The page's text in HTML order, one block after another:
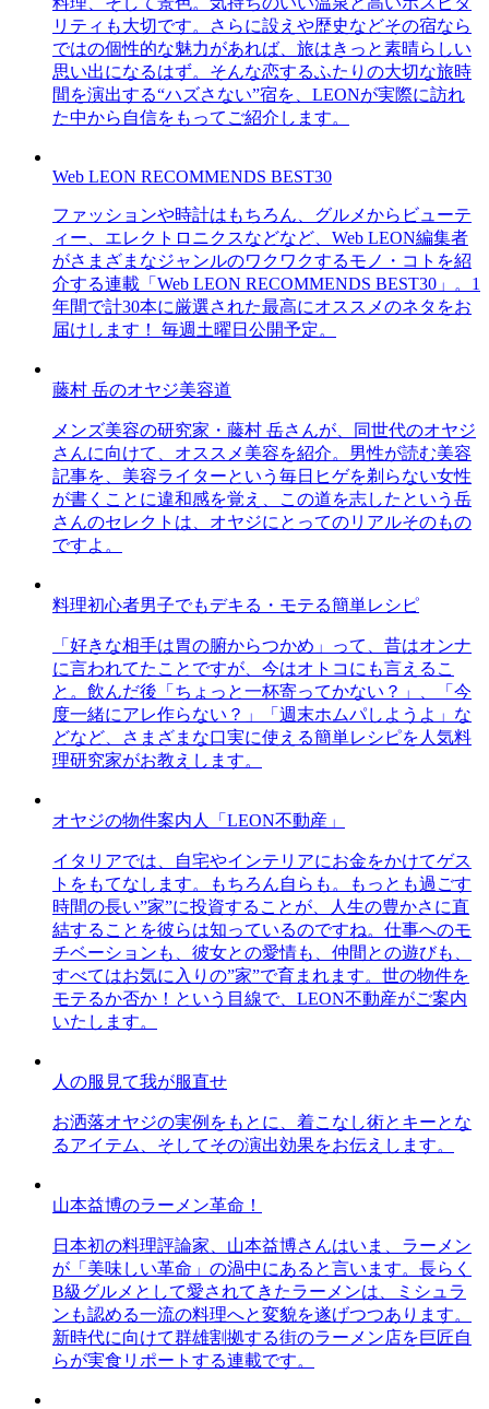
リティも大切です。さらに設えや歴史などその宿なら
ではの個性的な魅力があれば、旅はきっと素晴らしい
思い出になるはず。そんな恋するふたりの大切な旅時
間を演出する“ハズさない”宿を、LEONが実際に訪れ
た中から自信をもってご紹介します。
Web LEON RECOMMENDS BEST30
ファッションや時計はもちろん、グルメからビューテ
ィー、エレクトロニクスなどなど、Web LEON編集者
がさまざまなジャンルのワクワクするモノ・コトを紹
介する連載「Web LEON RECOMMENDS BEST30」。1
年間で計30本に厳選された最高にオススメのネタをお
届けします！ 毎週土曜日公開予定。
藤村 岳のオヤジ美容道
メンズ美容の研究家・藤村 岳さんが、同世代のオヤジ
さんに向けて、オススメ美容を紹介。男性が読む美容
記事を、美容ライターという毎日ヒゲを剃らない女性
が書くことに違和感を覚え、この道を志したという岳
さんのセレクトは、オヤジにとってのリアルそのもの
ですよ。
料理初心者男子でもデキる・モテる簡単レシピ
「好きな相手は胃の腑からつかめ」って、昔はオンナ
に言われてたことですが、今はオトコにも言えるこ
と。飲んだ後「ちょっと一杯寄ってかない？」、「今
度一緒にアレ作らない？」「週末ホムパしようよ」な
どなど、さまざまな口実に使える簡単レシピを人気料
理研究家がお教えします。
オヤジの物件案内人「LEON不動産」
イタリアでは、自宅やインテリアにお金をかけてゲス
トをもてなします。もちろん自らも。もっとも過ごす
時間の長い”家”に投資することが、人生の豊かさに直
結することを彼らは知っているのですね。仕事へのモ
チベーションも、彼女との愛情も、仲間との遊びも、
すべてはお気に入りの”家”で育まれます。世の物件を
モテるか否か！という目線で、LEON不動産がご案内
いたします。
人の服見て我が服直せ
お洒落オヤジの実例をもとに、着こなし術とキーとな
るアイテム、そしてその演出効果をお伝えします。
山本益博のラーメン革命！
日本初の料理評論家、山本益博さんはいま、ラーメン
が「美味しい革命」の渦中にあると言います。長らく
B級グルメとして愛されてきたラーメンは、ミシュラ
ンも認める一流の料理へと変貌を遂げつつあります。
新時代に向けて群雄割拠する街のラーメン店を巨匠自
らが実食リポートする連載です。